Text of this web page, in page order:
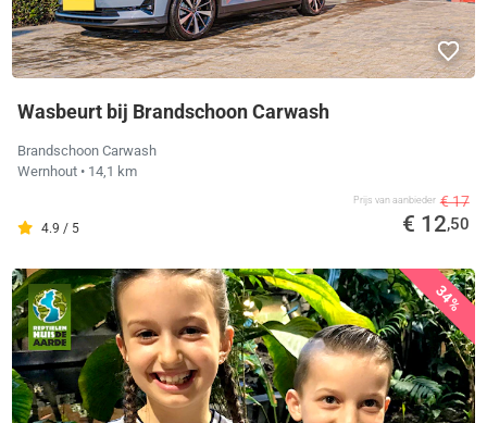
Wasbeurt bij Brandschoon Carwash
Brandschoon Carwash
Wernhout • 14,1 km
4.9 / 5
Prijs van aanbieder € 17
€ 12,50
34%